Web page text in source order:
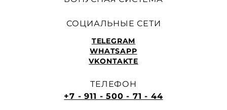
СОЦИАЛЬНЫЕ СЕТИ
TELEGRAM
WHATSAPP
VKONTAKTE
ТЕЛЕФОН
+7 - 911 - 500 - 71 - 44